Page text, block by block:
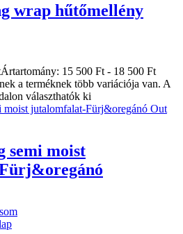
wrap hűtőmellény
Ártartomány: 15 500 Ft - 18 500 Ft
a terméknek több variációja van. A
választhatók ki
Out
semi moist